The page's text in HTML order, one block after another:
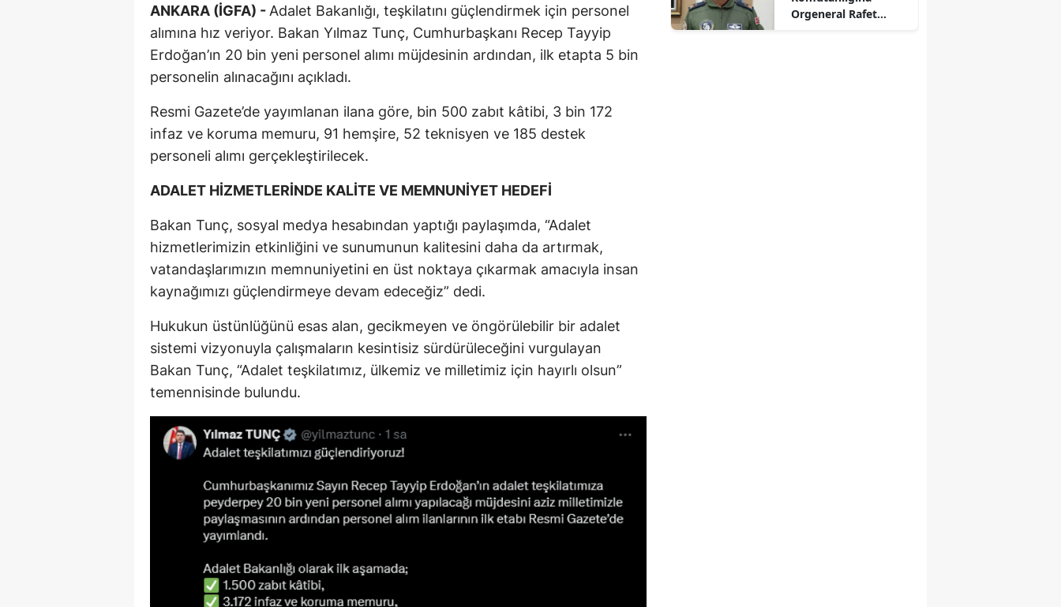
ANKARA (İGFA) - Adalet Bakanlığı, teşkilatını güçlendirmek için personel
alımına hız veriyor. Bakan Yılmaz Tunç, Cumhurbaşkanı Recep Tayyip
Erdoğan’ın 20 bin yeni personel alımı müjdesinin ardından, ilk etapta 5 bin
personelin alınacağını açıkladı.
Resmi Gazete’de yayımlanan ilana göre, bin 500 zabıt kâtibi, 3 bin 172
infaz ve koruma memuru, 91 hemşire, 52 teknisyen ve 185 destek
personeli alımı gerçekleştirilecek.
ADALET HİZMETLERİNDE KALİTE VE MEMNUNİYET HEDEFİ
Bakan Tunç, sosyal medya hesabından yaptığı paylaşımda, “Adalet
hizmetlerimizin etkinliğini ve sunumunun kalitesini daha da artırmak,
vatandaşlarımızın memnuniyetini en üst noktaya çıkarmak amacıyla insan
kaynağımızı güçlendirmeye devam edeceğiz” dedi.
Hukukun üstünlüğünü esas alan, gecikmeyen ve öngörülebilir bir adalet
sistemi vizyonuyla çalışmaların kesintisiz sürdürüleceğini vurgulayan
Bakan Tunç, “Adalet teşkilatımız, ülkemiz ve milletimiz için hayırlı olsun”
temennisinde bulundu.
Orgeneral Rafet